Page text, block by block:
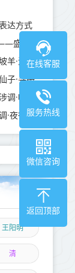
达方式
北大讲义：?田园牧歌 山水清音——盛唐山水田园诗歌
古代文学诗文背诵精读篇目：山坡羊·潼关怀古
子·寻梅
古代文学诗文背诵精读篇目：双调·夜行船·秋思
王阳明
清
在线客服
服务热线
微信咨询
返回顶部